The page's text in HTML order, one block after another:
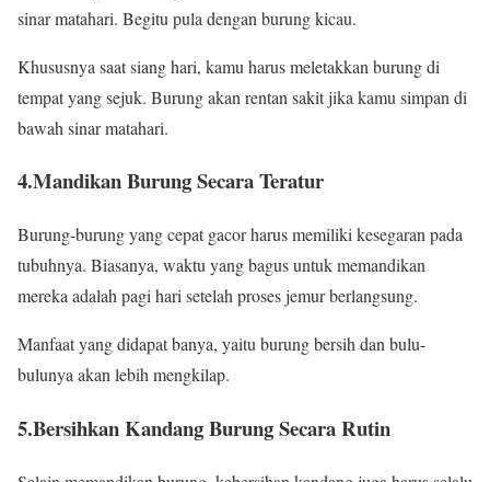
sinar matahari. Begitu pula dengan burung kicau.
Khususnya saat siang hari, kamu harus meletakkan burung di
tempat yang sejuk. Burung akan rentan sakit jika kamu simpan di
bawah sinar matahari.
4.Mandikan Burung Secara Teratur
Burung-burung yang cepat gacor harus memiliki kesegaran pada
tubuhnya. Biasanya, waktu yang bagus untuk memandikan
mereka adalah pagi hari setelah proses jemur berlangsung.
Manfaat yang didapat banya, yaitu burung bersih dan bulu-
bulunya akan lebih mengkilap.
5.Bersihkan Kandang Burung Secara Rutin